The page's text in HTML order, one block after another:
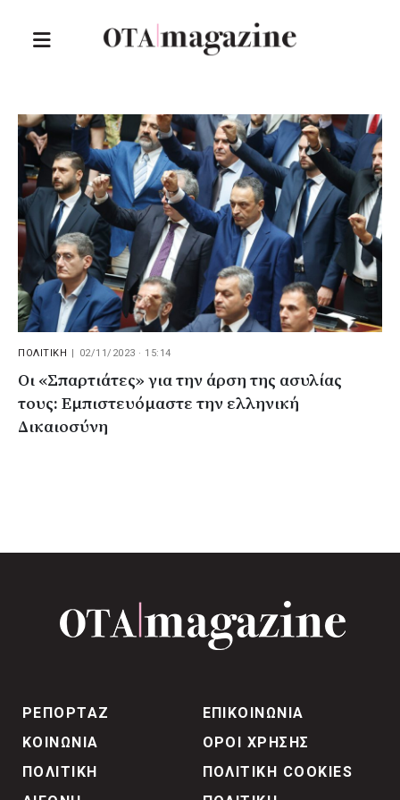
ΠΟΛΙΤΙΚΗ 02/11/2023 · 15:14
Οι «Σπαρτιάτες» για την άρση της ασυλίας
τους: Εμπιστευόμαστε την ελληνική
Δικαιοσύνη
ΡΕΠΟΡΤΑΖ
ΚΟΙΝΩΝΙΑ
ΠΟΛΙΤΙΚΗ
ΕΠΙΚΟΙΝΩΝΙΑ
ΟΡΟΙ ΧΡΗΣΗΣ
ΠΟΛΙΤΙΚΗ COOKIES